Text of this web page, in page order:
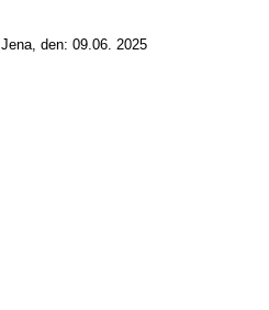
Jena, den: 09.06. 2025